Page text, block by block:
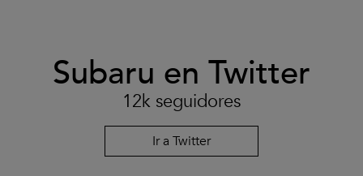
Subaru en Twitter
12k seguidores
Ir a Twitter